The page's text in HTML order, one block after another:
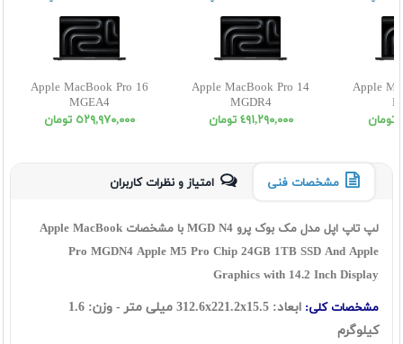
Apple MacBook Pro 16
MGEA4
٥٢٩,٩٧٠,٠٠٠ تومان
Apple MacBook Pro 14
MGDR4
٤٩١,٢٩٠,٠٠٠ تومان
Apple
مشخصات فنی امتیاز و نظرات کاربران
لپ تاپ اپل مدل مک بوک پرو MGD N4 با مشخصات Apple MacBook
Pro MGDN4 Apple M5 Pro Chip 24GB 1TB SSD And Apple
Graphics with 14.2 Inch Display
مشخصات کلی:
ابعاد: 312.6x221.2x15.5 میلی متر - وزن: 1.6
کیلوگرم